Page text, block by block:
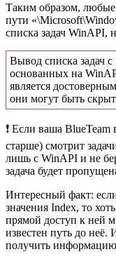
Таким образом, любые
пути
списка задач WinAPI,
Вывод списка задач
основанных на
является
они могут быть
❗ Если ваша
старше) смотрит
лишь с WinAPI и не
задача будет
Интересный факт:
значения Index, то
прямой доступ к ней
известен путь до неё.
получить информацию